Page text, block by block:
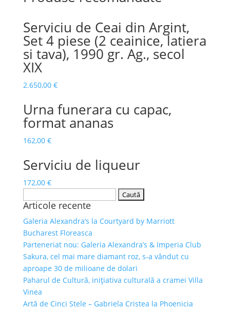
Serviciu de Ceai din Argint,
Set 4 piese (2 ceainice, latiera
si tava), 1990 gr. Ag., secol
XIX
2.650,00 €
Urna funerara cu capac,
format ananas
162,00 €
Serviciu de liqueur
172,00 €
după:
Articole recente
Galeria Alexandra’s la Courtyard by Marriott
Bucharest Floreasca
Parteneriat nou: Galeria Alexandra’s & Imperia Club
Sakura, cel mai mare diamant roz, s-a vândut cu
aproape 30 de milioane de dolari
Paharul de Cultură, inițiativa culturală a cramei Villa
Vinea
Artă de Cinci Stele – Gabriela Cristea la Phoenicia